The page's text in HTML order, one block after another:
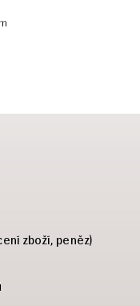
zboží, peněz)